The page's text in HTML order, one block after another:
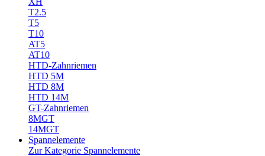
T2.5
T5
T10
AT5
AT10
HTD-Zahnriemen
HTD 5M
HTD 8M
HTD 14M
GT-Zahnriemen
8MGT
14MGT
Spannelemente
Zur Kategorie Spannelemente